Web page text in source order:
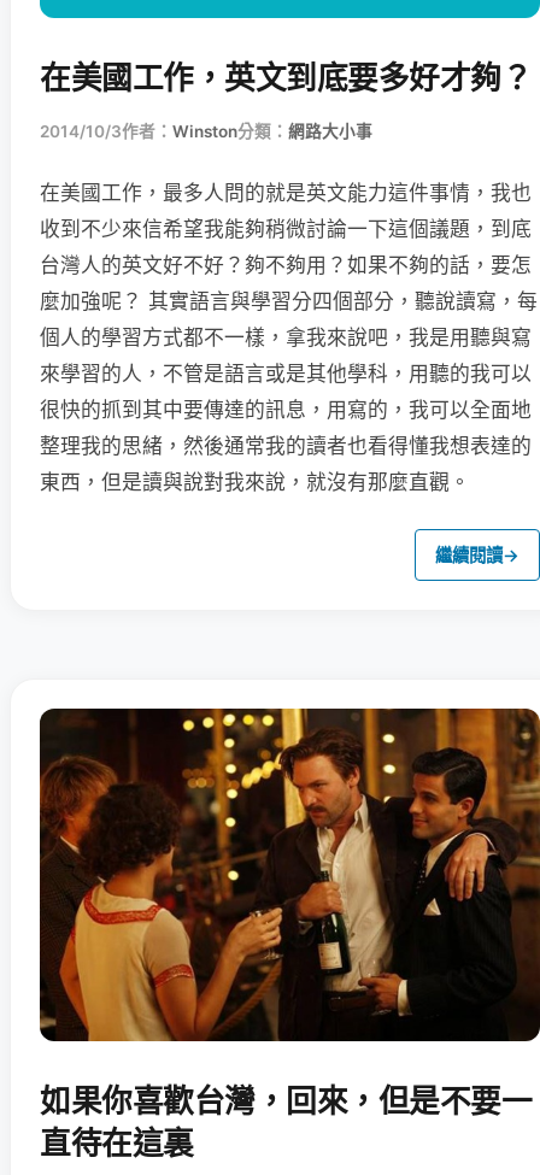
在美國工作，英文到底要多好才夠？
2014/10/3作者： Winston分類： 網路大小事
在美國工作，最多人問的就是英文能力這件事情，我也
收到不少來信希望我能夠稍微討論一下這個議題，到底
台灣人的英文好不好？夠不夠用？如果不夠的話，要怎
麼加強呢？ 其實語言與學習分四個部分，聽說讀寫，每
個人的學習方式都不一樣，拿我來說吧，我是用聽與寫
來學習的人，不管是語言或是其他學科，用聽的我可以
很快的抓到其中要傳達的訊息，用寫的，我可以全面地
整理我的思緒，然後通常我的讀者也看得懂我想表達的
東西，但是讀與說對我來說，就沒有那麼直觀。
繼續閱讀→
如果你喜歡台灣，回來，但是不要一
直待在這裏